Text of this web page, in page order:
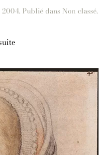
2004. Publié dans Non classé.